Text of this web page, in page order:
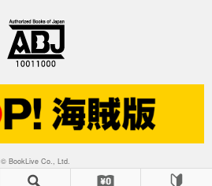
© BookLive Co., Ltd.